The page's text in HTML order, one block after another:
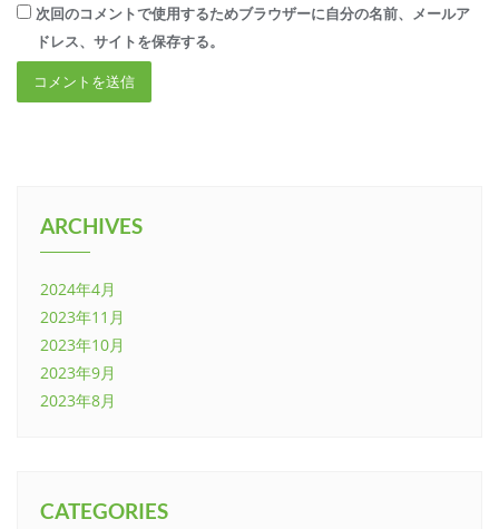
次回のコメントで使用するためブラウザーに自分の名前、メールア
ドレス、サイトを保存する。
ARCHIVES
2024年4月
2023年11月
2023年10月
2023年9月
2023年8月
CATEGORIES